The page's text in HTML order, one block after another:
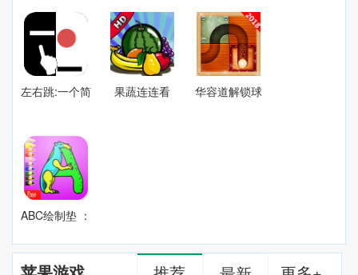
左右跳:一个简
下来的游戏1
果蔬连连看
华容道解锁球
ABC绘制垫 ：
学习绘画和绘
图着色页面可